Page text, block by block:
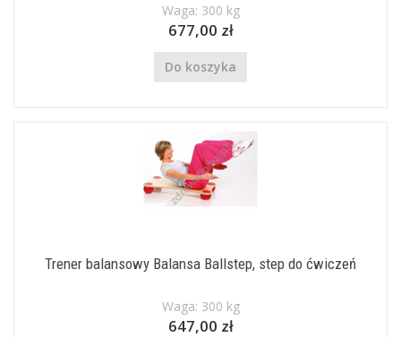
Waga: 300 kg
677,00 zł
Do koszyka
Trener balansowy Balansa Ballstep, step do ćwiczeń
Waga: 300 kg
647,00 zł